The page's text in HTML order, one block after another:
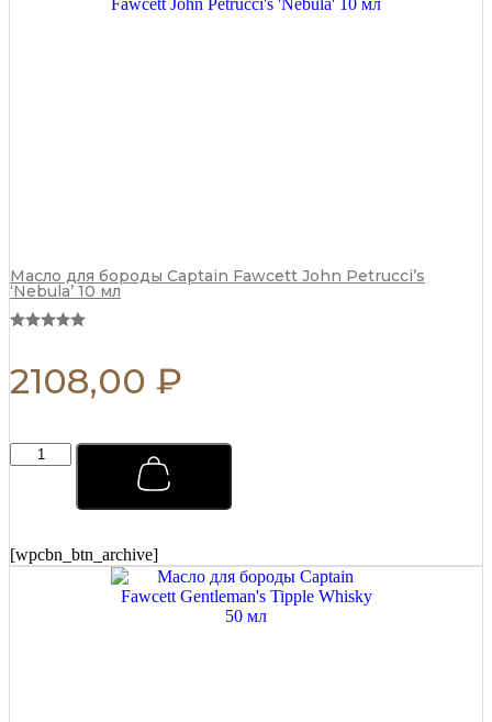
Масло для бороды Captain Fawcett John Petrucci’s
‘Nebula’ 10 мл
2108,00 ₽
Мыло
для
Scapicchio
Shaving
[wpcbn_btn_archive]